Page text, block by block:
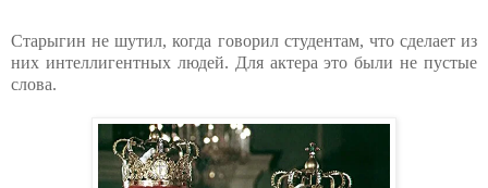
Старыгин не шутил, когда говорил студентам, что сделает из
них интеллигентных людей. Для актера это были не пустые
слова.